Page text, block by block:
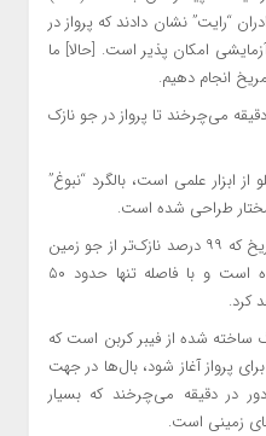
“رایت” نشان دادند که پرواز در
امکان پذیر است. [حالا] ما
انجام دهیم.
با سرعت ۲۴۰۰ دور در دقیقه می‌چرخند تا پرواز در جو نازک
ابزار علمی است، بالگرد “نبوغ”
طراحی شده است.
“نبوغ” برای پرواز در جو بسیار نازک مریخ که ۹۹ درصد نازک‌تر از جو زمین
است، بسیار سبک وزن طراحی شده است و با فاصله تنها حدود ۵۰
کرد.
ساخته شده از فیبر کربن است که
پرواز آغاز شود، بال‌ها در جهت
مخالف هم تقریباً با سرعت ۲۴۰۰ دور در دقیقه می‌چرخند که بسیار
زمینی است.